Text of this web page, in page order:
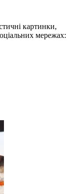
картинки,
мережах: